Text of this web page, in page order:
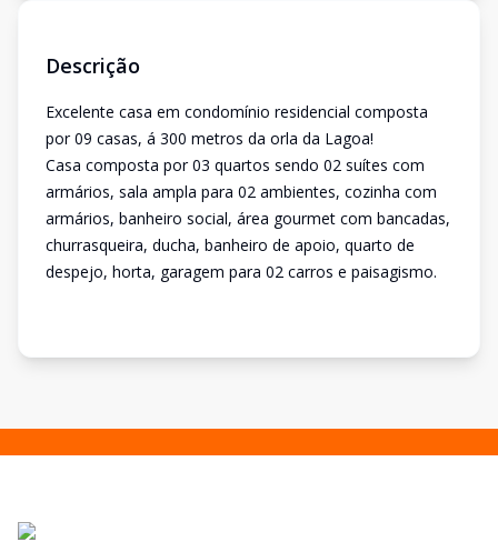
Descrição
Excelente casa em condomínio residencial composta
por 09 casas, á 300 metros da orla da Lagoa!
Casa composta por 03 quartos sendo 02 suítes com
armários, sala ampla para 02 ambientes, cozinha com
armários, banheiro social, área gourmet com bancadas,
churrasqueira, ducha, banheiro de apoio, quarto de
despejo, horta, garagem para 02 carros e paisagismo.